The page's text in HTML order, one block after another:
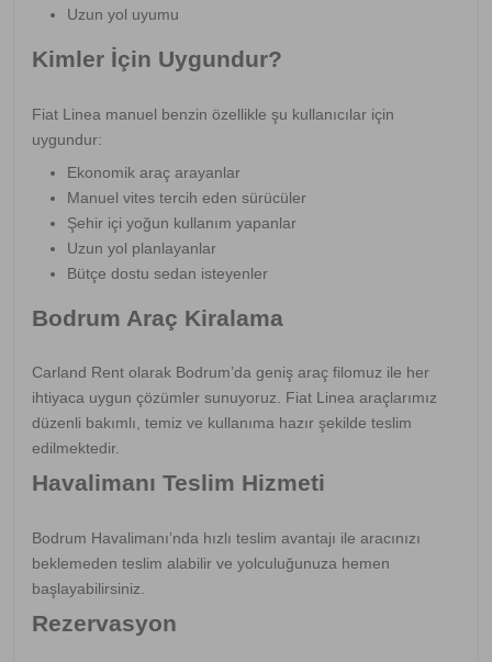
Uzun yol uyumu
Kimler İçin Uygundur?
Fiat Linea manuel benzin özellikle şu kullanıcılar için
uygundur:
Ekonomik araç arayanlar
Manuel vites tercih eden sürücüler
Şehir içi yoğun kullanım yapanlar
Uzun yol planlayanlar
Bütçe dostu sedan isteyenler
Bodrum Araç Kiralama
Carland Rent olarak Bodrum’da geniş araç filomuz ile her
ihtiyaca uygun çözümler sunuyoruz. Fiat Linea araçlarımız
düzenli bakımlı, temiz ve kullanıma hazır şekilde teslim
edilmektedir.
Havalimanı Teslim Hizmeti
Bodrum Havalimanı’nda hızlı teslim avantajı ile aracınızı
beklemeden teslim alabilir ve yolculuğunuza hemen
başlayabilirsiniz.
Rezervasyon